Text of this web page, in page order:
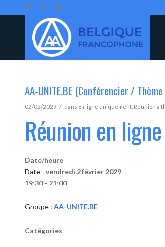
AA-UNITE.BE (Conférencier /
02/02/2029 / dans En ligne uniquement Réunion à
Réunion en
Date/heure
Date - vendredi 2 février 2029
19:30 - 21:00
Groupe : AA-UNITE.BE
Catégories